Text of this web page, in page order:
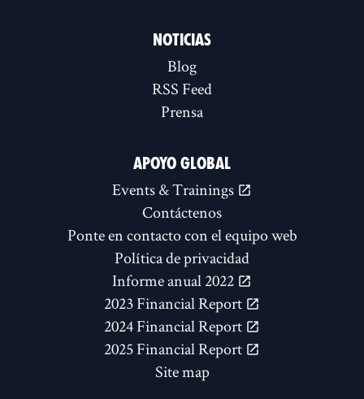
NOTICIAS
Blog
RSS Feed
Prensa
APOYO GLOBAL
Events & Trainings
Contáctenos
Ponte en contacto con el equipo web
Política de privacidad
Informe anual 2022
2023 Financial Report
2024 Financial Report
2025 Financial Report
Site map